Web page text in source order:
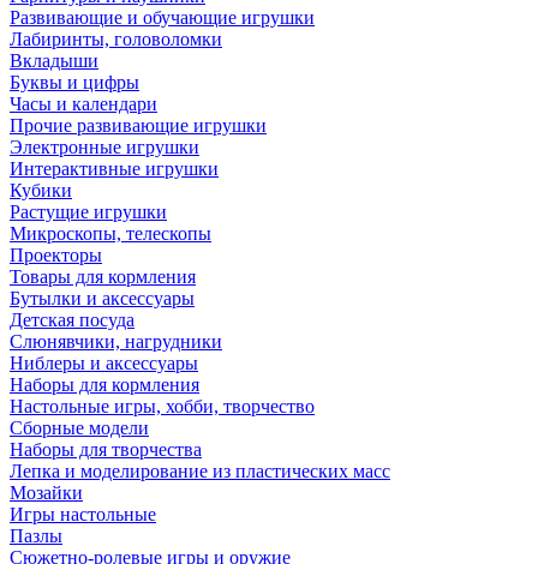
Развивающие и обучающие игрушки
Лабиринты, головоломки
Вкладыши
Буквы и цифры
Часы и календари
Прочие развивающие игрушки
Электронные игрушки
Интерактивные игрушки
Кубики
Растущие игрушки
Микроскопы, телескопы
Проекторы
Товары для кормления
Бутылки и аксессуары
Детская посуда
Слюнявчики, нагрудники
Ниблеры и аксессуары
Наборы для кормления
Настольные игры, хобби, творчество
Сборные модели
Наборы для творчества
Лепка и моделирование из пластических масс
Мозайки
Игры настольные
Пазлы
Сюжетно-ролевые игры и оружие